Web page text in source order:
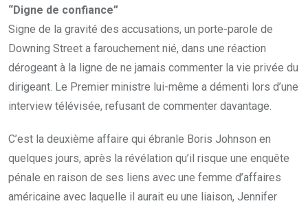
“Digne de confiance”
Signe de la gravité des accusations, un porte-parole de
Downing Street a farouchement nié, dans une réaction
dérogeant à la ligne de ne jamais commenter la vie privée du
dirigeant. Le Premier ministre lui-même a démenti lors d’une
interview télévisée, refusant de commenter davantage.
C’est la deuxième affaire qui ébranle Boris Johnson en
quelques jours, après la révélation qu’il risque une enquête
pénale en raison de ses liens avec une femme d’affaires
américaine avec laquelle il aurait eu une liaison, Jennifer